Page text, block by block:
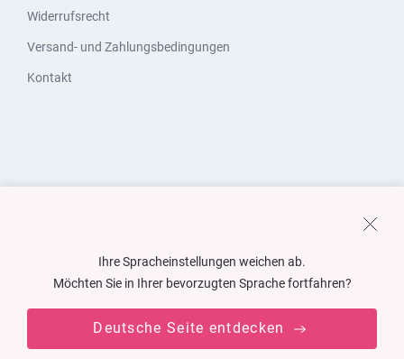
Widerrufsrecht
Versand- und Zahlungsbedingungen
Kontakt
Ihre Spracheinstellungen weichen ab.
Möchten Sie in Ihrer bevorzugten Sprache fortfahren?
Deutsche Seite entdecken